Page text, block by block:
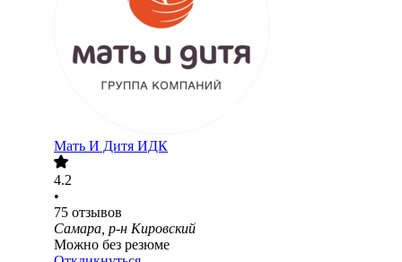
Мать И Дитя ИДК
4.2
•
75 отзывов
Самара, р-н Кировский
Можно без резюме